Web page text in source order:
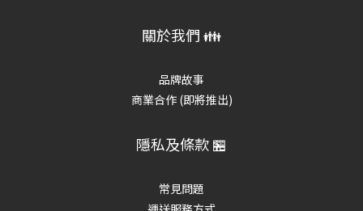
關於我們 👪
品牌故事
商業合作 (即將推出)
隱私及條款 🏪
常見問題